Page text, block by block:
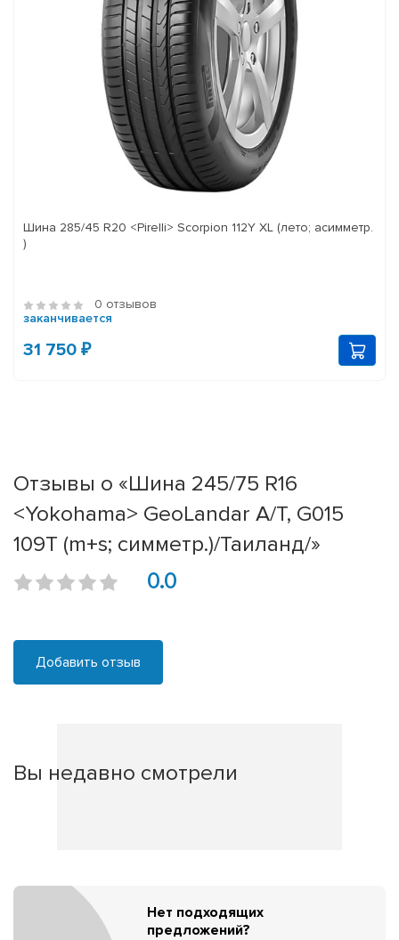
Шина 285/45 R20 <Pirelli> Scorpion 112Y XL (лето; асимметр.
)
0 отзывов
заканчивается
31 750 ₽
Отзывы о «Шина 245/75 R16
<Yokohama> GeoLandar A/T, G015
109T (m+s; симметр.)/Таиланд/»
0.0
Добавить отзыв
Вы недавно смотрели
Нет подходящих
предложений?